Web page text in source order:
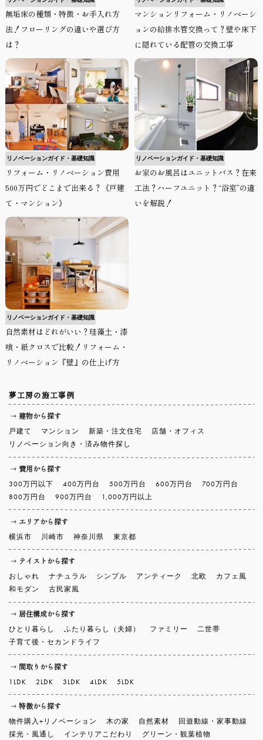
無垢床の種類・特徴・お手入れ方
法！フローリングの違いや選び方
は？
マンションリフォーム・リノベーシ
ョンの給排水管交換って？壁や床下
に隠れている配管の交換工事
リノベーションガイド・基礎知識
リフォーム・リノベーション費用
500万円でどこまで出来る？《戸建
て・マンション》
リノベーションガイド・基礎知識
お家のお風呂はユニットバス？在来
工法？ハーフユニット？“浴室”の違
いを解説！
リノベーションガイド・基礎知識
自然素材はどれがいい？珪藻土・漆
喰・紙クロスで比較！リフォーム・
リノベーション『壁』の仕上げ方
夢工房の施工事例
建物から探す
戸建て マンション 新築・注文住宅
店舗・オフィス
リノベーション向き・済み物件探し
費用から探す
300万円以下 400万円台 500万円台 600万円台
700万円台
800万円台
900万円台 1,000万円以上
エリアから探す
横浜市 川崎市 神奈川県 東京都
テイストから探す
おしゃれ ナチュラル シンプル アンティーク 北欧
カフェ風
和モダン
古民家風
居住構成から探す
ひとり暮らし ふたり暮らし（夫婦） ファミリー
二世帯
子育て後・セカンドライフ
間取りから探す
1LDK 2LDK 3LDK 4LDK 5LDK
特徴から探す
物件購入+リノベーション 木の家 自然素材
回遊動線・家事動線
採光・風通し
インテリアこだわり
グリーン・観葉植物